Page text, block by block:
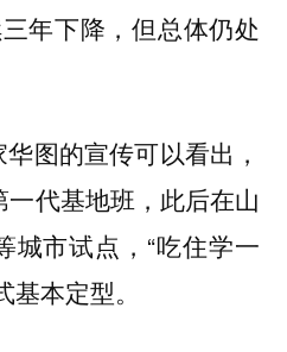
年下降，但总体仍处
图的宣传可以看出，
代基地班，此后在山
城市试点，“吃住学一
本定型。